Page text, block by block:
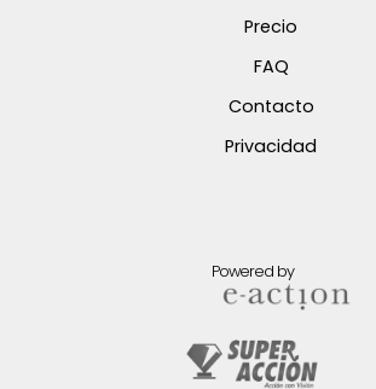
Precio
FAQ
Contacto
Privacidad
Powered by